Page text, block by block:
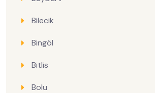
Bilecik
Bingöl
Bitlis
Bolu